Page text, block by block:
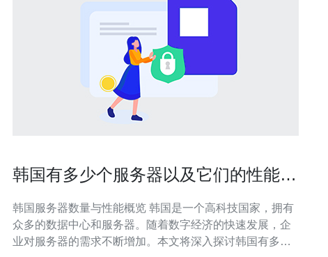
韩国有多少个服务器以及它们的性能对
韩国服务器数量与性能概览 韩国是一个高科技国家，拥有
众多的数据中心和服务器。随着数字经济的快速发展，企
业对服务器的需求不断增加。本文将深入探讨韩国有多少